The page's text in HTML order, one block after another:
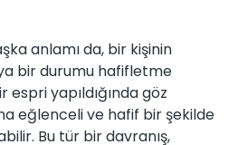
anlamı da, bir kişinin
bir durumu hafifletme
espri yapıldığında göz
eğlenceli ve hafif bir şekilde
Bu tür bir davranış,